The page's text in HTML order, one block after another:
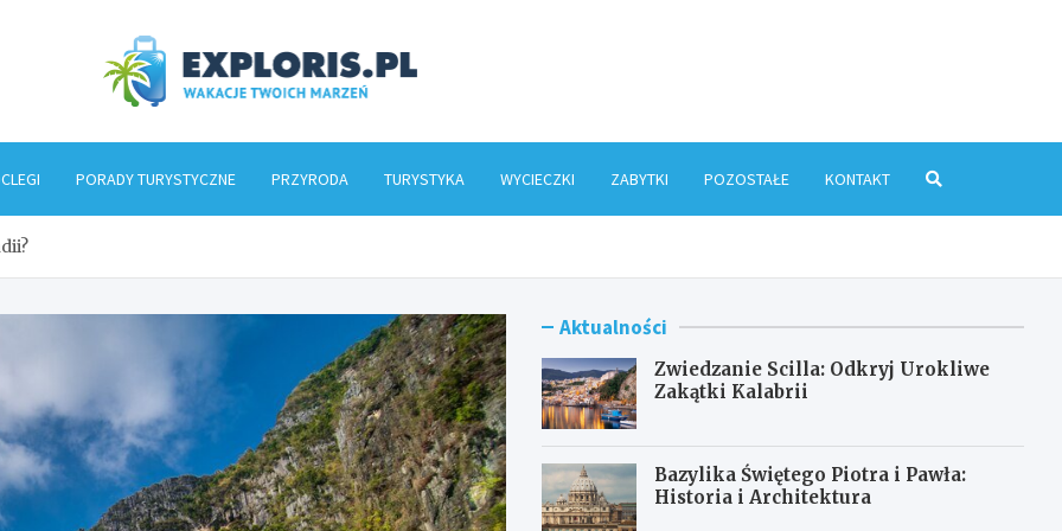
PORADY TURYSTYCZNE PRZYRODA TURYSTYKA WYCIECZKI ZABYTKI POZOSTAŁE KONTAKT
Aktualności
Zwiedzanie Scilla: Odkryj Urokliwe
Zakątki Kalabrii
Bazylika Świętego Piotra i Pawła:
Historia i Architektura